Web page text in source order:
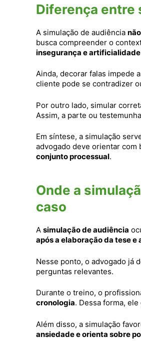
Diferença entre
A simulação de audiência
busca compreender o
insegurança e
Ainda, decorar falas impede a
cliente pode se contradizer
Por outro lado, simular
Assim, a parte ou
Em síntese, a simulação
advogado deve orientar com
conjunto processual.
Onde a
caso
A simulação de audiência
após a elaboração da tese
Nesse ponto, o advogado já
perguntas relevantes.
Durante o treino, o
cronologia. Dessa forma,
Além disso, a simulação
ansiedade e orienta sobre